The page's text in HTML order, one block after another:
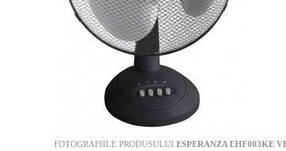
FOTOGRAFIILE PRODUSULUI ESPERANZA EHF003KE